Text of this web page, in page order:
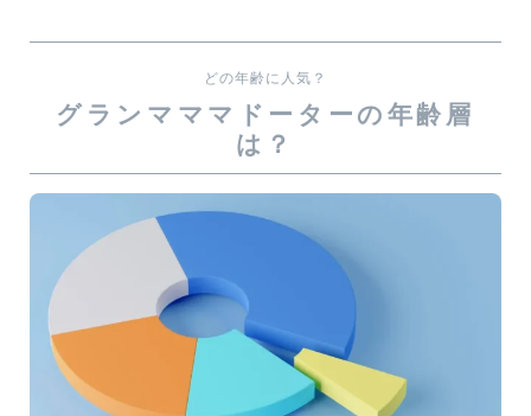
どの年齢に人気？
グランマママドーターの年齢層
は？